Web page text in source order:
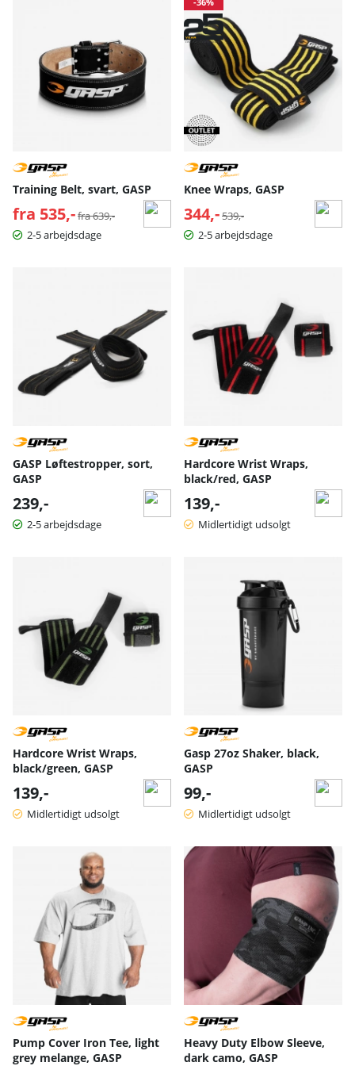
Training Belt, svart, GASP
fra 535,- Normalpris:
fra 639,-
2-5 arbejdsdage
Knee Wraps, GASP
344,- Normalpris:
539,-
2-5 arbejdsdage
GASP Løftestropper, sort,
GASP
239,-
2-5 arbejdsdage
Hardcore Wrist Wraps,
black/red, GASP
139,-
Midlertidigt udsolgt
Hardcore Wrist Wraps,
black/green, GASP
139,-
Midlertidigt udsolgt
Gasp 27oz Shaker, black,
GASP
99,-
Midlertidigt udsolgt
Pump Cover Iron Tee, light
grey melange, GASP
Heavy Duty Elbow Sleeve,
dark camo, GASP